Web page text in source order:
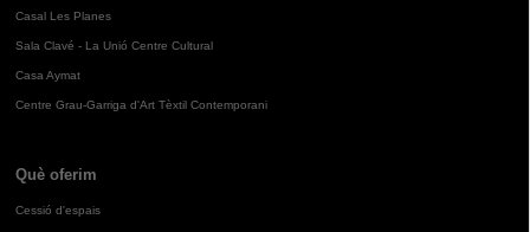
Casal Les Planes
Sala Clavé - La Unió Centre Cultural
Casa Aymat
Centre Grau-Garriga d'Art Tèxtil Contemporani
Què oferim
Cessió d'espais